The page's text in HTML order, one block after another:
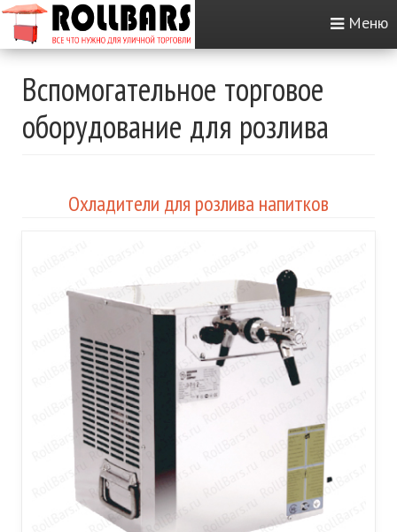
Меню
Вспомогательное торговое
оборудование для розлива
Охладители для розлива напитков